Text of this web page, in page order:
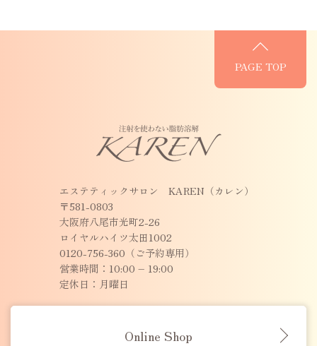
PAGE TOP
エステティックサロン KAREN（カレン）
〒581-0803
大阪府八尾市光町2-26
ロイヤルハイツ太田1002
0120-756-360（ご予約専用）
営業時間：10:00 – 19:00
定休日：月曜日
Online Shop